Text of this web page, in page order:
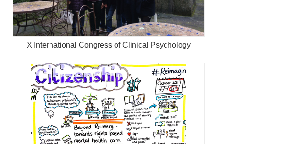
X International Congress of Clinical Psychology